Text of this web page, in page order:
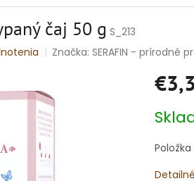
čaj 50 g S_213
Značka:SERAFIN - prírodné
cena: